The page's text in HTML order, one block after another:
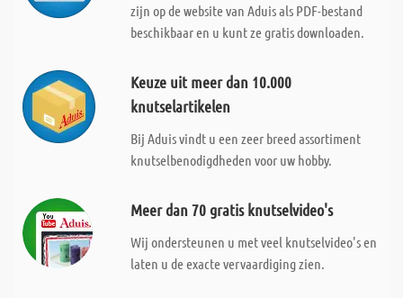
zijn op de website van Aduis als PDF-bestand
beschikbaar en u kunt ze gratis downloaden.
Keuze uit meer dan 10.000
knutselartikelen
Bij Aduis vindt u een zeer breed assortiment
knutselbenodigdheden voor uw hobby.
Meer dan 70 gratis knutselvideo's
Wij ondersteunen u met veel knutselvideo's en
laten u de exacte vervaardiging zien.